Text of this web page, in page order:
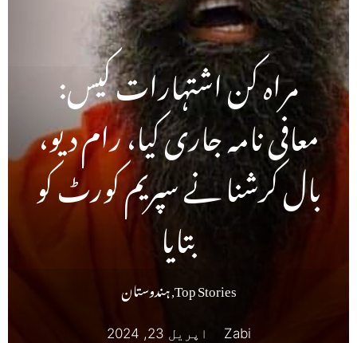
مراہ کن اشتہارات کیس:
معافی نامہ جاری کیا، رام دیو،
بال کرشنا نے سپریم کورٹ کو
بتایا
Top Stories
,ہندوستان
Zabi اپریل 23, 2024